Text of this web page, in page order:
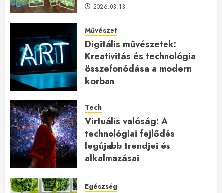
2026.03.13.
Művészet
Digitális művészetek:
Kreativitás és technológia
összefonódása a modern
korban
Tech
Virtuális valóság: A
technológiai fejlődés
legújabb trendjei és
alkalmazásai
Egészség